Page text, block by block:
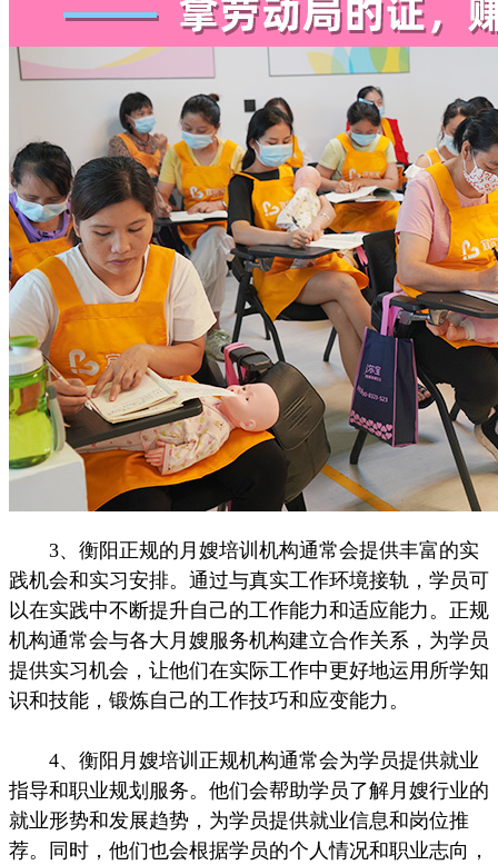
3、衡阳正规的月嫂培训机构通常会提供丰富的实
践机会和实习安排。通过与真实工作环境接轨，学员可
以在实践中不断提升自己的工作能力和适应能力。正规
机构通常会与各大月嫂服务机构建立合作关系，为学员
提供实习机会，让他们在实际工作中更好地运用所学知
识和技能，锻炼自己的工作技巧和应变能力。
4、衡阳月嫂培训正规机构通常会为学员提供就业
指导和职业规划服务。他们会帮助学员了解月嫂行业的
就业形势和发展趋势，为学员提供就业信息和岗位推
荐。同时，他们也会根据学员的个人情况和职业志向，